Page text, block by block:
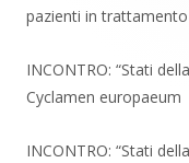
principale
pazienti in
INCONTRO: “Stati
Cyclamen europaeum
INCONTRO: “Stati